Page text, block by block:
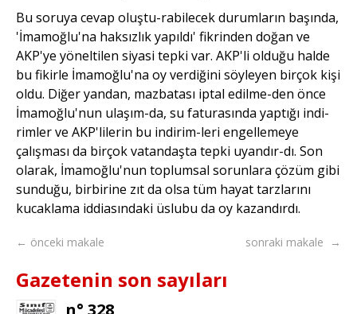
Bu soruya cevap oluştu-rabilecek durumların başında,
'İmamoğlu'na haksızlık yapıldı' fikrinden doğan ve
AKP'ye yöneltilen siyasi tepki var. AKP'li olduğu halde
bu fikirle İmamoğlu'na oy verdiğini söyleyen birçok kişi
oldu. Diğer yandan, mazbatası iptal edilme-den önce
İmamoğlu'nun ulaşım-da, su faturasında yaptığı indi-
rimler ve AKP'lilerin bu indirim-leri engellemeye
çalışması da birçok vatandaşta tepki uyandır-dı. Son
olarak, İmamoğlu'nun toplumsal sorunlara çözüm gibi
sunduğu, birbirine zıt da olsa tüm hayat tarzlarını
kucaklama iddiasındaki üslubu da oy kazandırdı.
← önceki makale sonraki makale →
Gazetenin son sayıları
n° 328